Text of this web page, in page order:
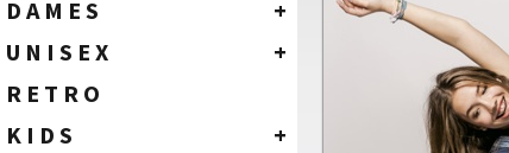
COLOR PANTS
DAMES +
DENIM JEANS
COLOR PANTS & OTHERS
UNISEX +
T-SHIRTS
JEANS
RETRO
KIDS
+